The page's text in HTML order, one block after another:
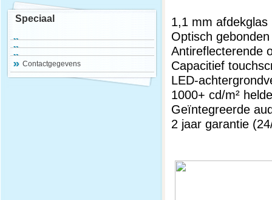
Speciaal
Contactgegevens
1,1 mm
Optisch
Antireflecterende
Capacitief
LED-
1000+ cd/m²
Geïntegreerde
2 jaar garantie